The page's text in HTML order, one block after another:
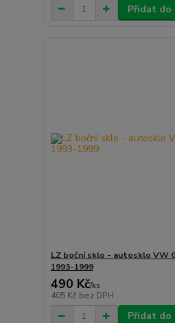
Přidat do
LZ boční sklo - autosklo VW
1993-1999
490 Kč/ks
405 Kč bez DPH
Přidat do